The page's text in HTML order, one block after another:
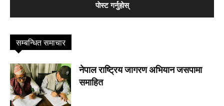
सम्बन्धित समाचार
नेपाल राष्ट्रिय जागरण अभियान जसपामा
समाहित